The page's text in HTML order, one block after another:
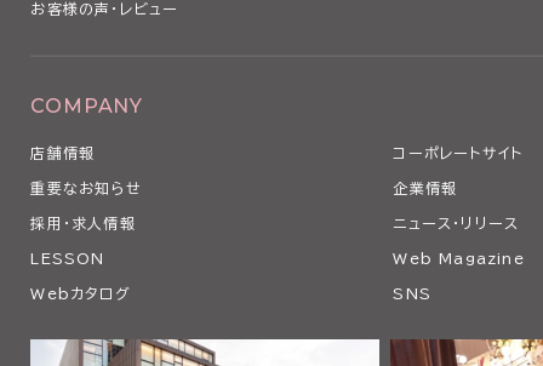
お客様の声・レビュー
COMPANY
店舗情報 コーポレートサイト
重要なお知らせ 企業情報
採用・求人情報 ニュース・リリース
LESSON Web Magazine
Webカタログ SNS